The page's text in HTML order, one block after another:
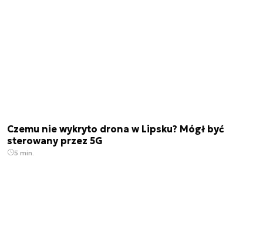
Czemu nie wykryto drona w Lipsku? Mógł być
sterowany przez 5G
5 min.